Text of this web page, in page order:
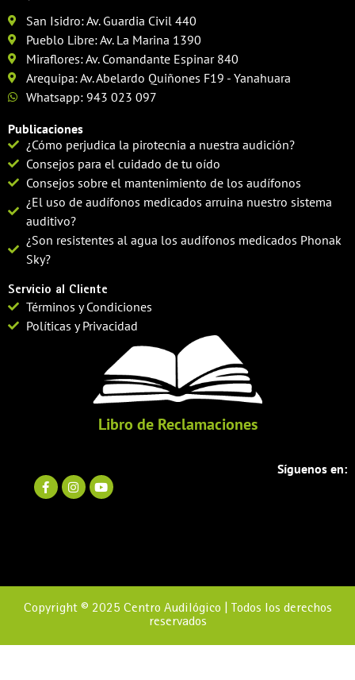
San Isidro: Av. Guardia Civil 440
Pueblo Libre: Av. La Marina 1390
Miraflores: Av. Comandante Espinar 840
Arequipa: Av. Abelardo Quiñones F19 - Yanahuara
Whatsapp: 943 023 097
Publicaciones
¿Cómo perjudica la pirotecnia a nuestra audición?
Consejos para el cuidado de tu oído
Consejos sobre el mantenimiento de los audífonos
¿El uso de audífonos medicados arruina nuestro sistema
auditivo?
¿Son resistentes al agua los audífonos medicados Phonak
Sky?
Servicio al Cliente
Términos y Condiciones
Políticas y Privacidad
Libro de Reclamaciones
Síguenos en:
Copyright © 2025 Centro Audilógico | Todos los derechos
reservados